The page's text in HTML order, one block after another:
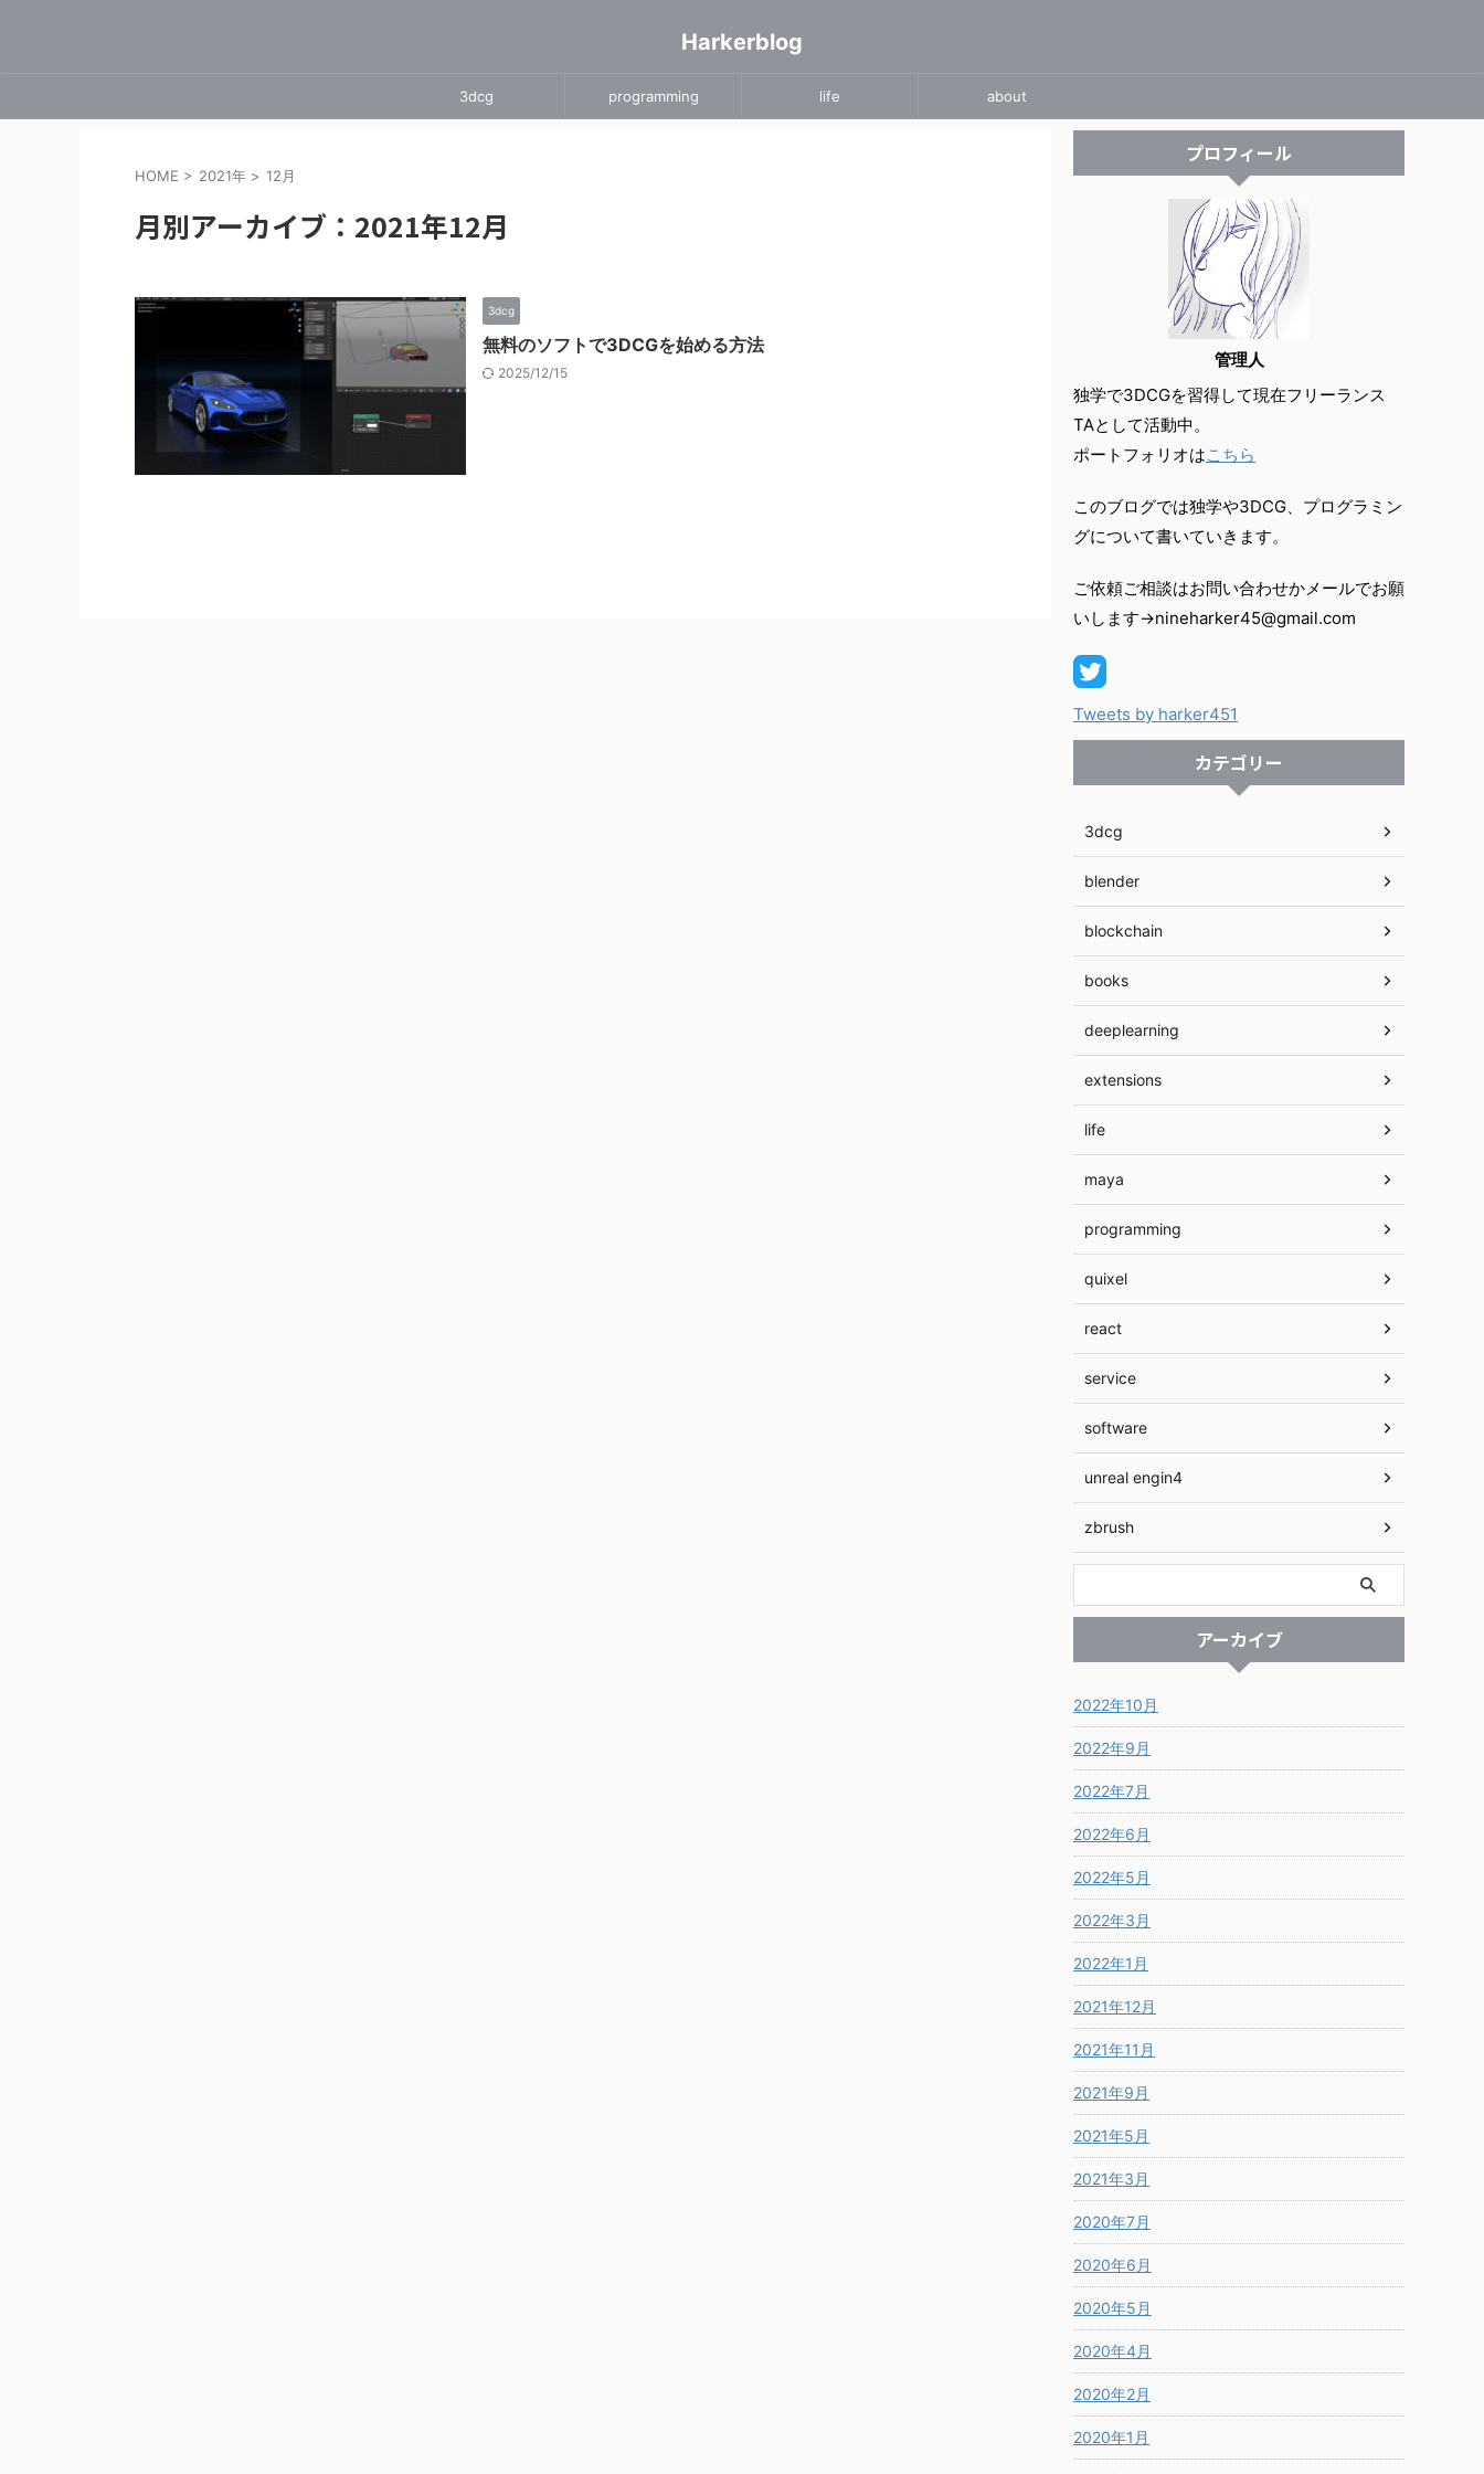
Harkerblog
3dcg programming life about
HOME > 2021年 > 12月
月別アーカイブ：2021年12月
3dcg
無料のソフトで3DCGを始める方法
2025/12/15
プロフィール
管理人
独学で3DCGを習得して現在フリーランス
TAとして活動中。
ポートフォリオはこちら
このブログでは独学や3DCG、プログラミン
グについて書いていきます。
ご依頼ご相談はお問い合わせかメールでお願
いします→nineharker45@gmail.com
Tweets by harker451
カテゴリー
3dcg
blender
blockchain
books
deeplearning
extensions
life
maya
programming
quixel
react
service
software
unreal engin4
zbrush
アーカイブ
2022年10月
2022年9月
2022年7月
2022年6月
2022年5月
2022年3月
2022年1月
2021年12月
2021年11月
2021年9月
2021年5月
2021年3月
2020年7月
2020年6月
2020年5月
2020年4月
2020年2月
2020年1月